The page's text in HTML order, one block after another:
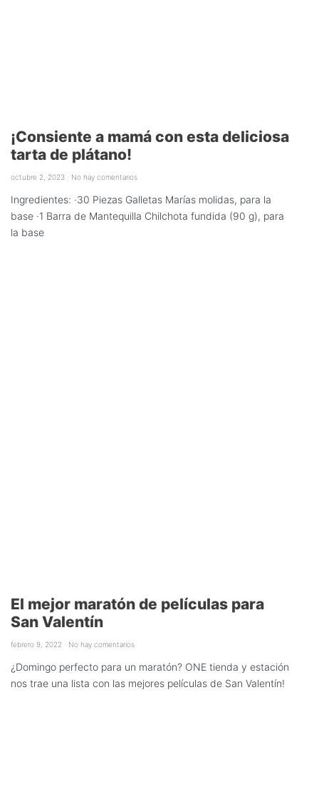
¡Consiente a mamá con esta deliciosa
tarta de plátano!
octubre 2, 2023 No hay comentarios
Ingredientes: ·30 Piezas Galletas Marías molidas, para la
base ·1 Barra de Mantequilla Chilchota fundida (90 g), para
la base
El mejor maratón de películas para
San Valentín
febrero 9, 2022 No hay comentarios
¿Domingo perfecto para un maratón? ONE tienda y estación
nos trae una lista con las mejores películas de San Valentín!